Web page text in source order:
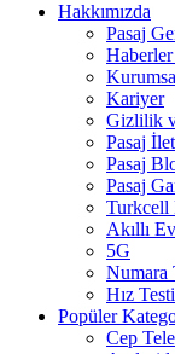
Hakkımızda
Pasaj
Kariyer
Gizlilik
Pasaj
Pasaj
Pasaj
Turkcell
Akıllı Ev
5G
Numara
Hız Testi
Popüler
Cep